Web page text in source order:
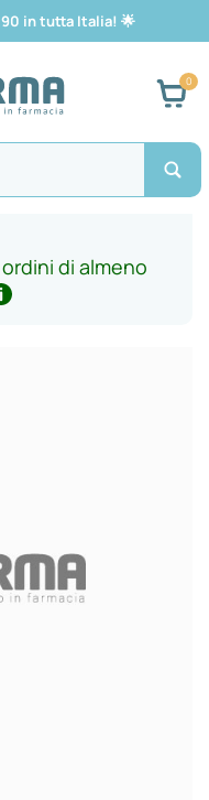
in tutta Italia! 🌟
di almeno